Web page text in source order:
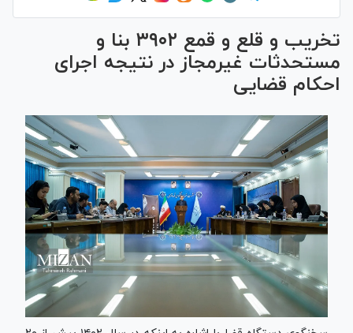
تخریب و قلع و قمع ۳۹۰۲ بنا و
مستحدثات غیرمجاز در نتیجه اجرای
احکام قضایی